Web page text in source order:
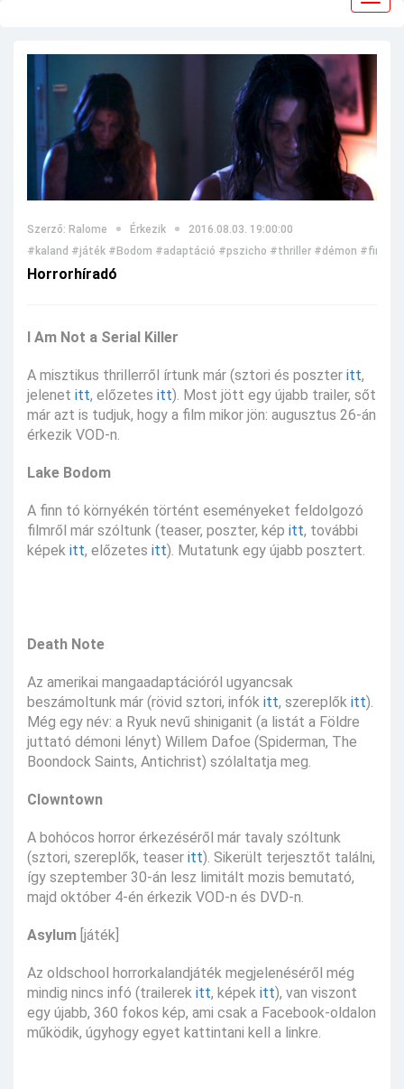
Szerző: Ralome Érkezik
2016.08.03. 19:00:00
#kaland #játék #Bodom #adaptáció #pszicho #thriller #démon #finn
Horrorhíradó
I Am Not a Serial Killer
A misztikus thrillerről írtunk már (sztori és poszter itt,
jelenet itt, előzetes itt). Most jött egy újabb trailer, sőt
már azt is tudjuk, hogy a film mikor jön: augusztus 26-án
érkezik VOD-n.
Lake Bodom
A finn tó környékén történt eseményeket feldolgozó
filmről már szóltunk (teaser, poszter, kép itt, további
képek itt, előzetes itt). Mutatunk egy újabb posztert.
Death Note
Az amerikai mangaadaptációról ugyancsak
beszámoltunk már (rövid sztori, infók itt, szereplők itt).
Még egy név: a Ryuk nevű shiniganit (a listát a Földre
juttató démoni lényt) Willem Dafoe (Spiderman, The
Boondock Saints, Antichrist) szólaltatja meg.
Clowntown
A bohócos horror érkezéséről már tavaly szóltunk
(sztori, szereplők, teaser itt). Sikerült terjesztőt találni,
így szeptember 30-án lesz limitált mozis bemutató,
majd október 4-én érkezik VOD-n és DVD-n.
Asylum [játék]
Az oldschool horrorkalandjáték megjelenéséről még
mindig nincs infó (trailerek itt, képek itt), van viszont
egy újabb, 360 fokos kép, ami csak a Facebook-oldalon
működik, úgyhogy egyet kattintani kell a linkre.